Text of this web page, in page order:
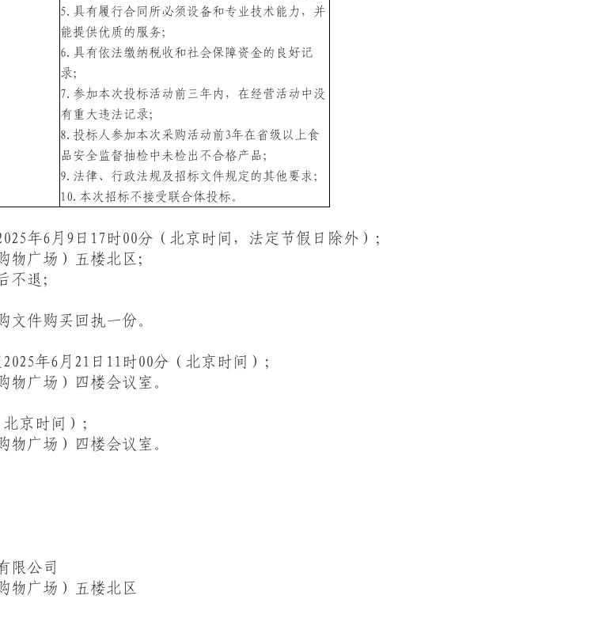
5. 具有履行合同所必须设备和专业技术能力，并
能提供优质的服务；
6. 具有依法缴纳税收和社会保障资金的良好记
录；
7. 参加本次投标活动前三年内，在经营活动中没
有重大违法记录；
8. 投标人参加本次采购活动前3年在省级以上食
品安全监督抽检中未检出不合格产品；
9. 法律、行政法规及招标文件规定的其他要求；
10. 本次招标不接受联合体投标。
年6 月 9 日 17 时00分（北京时间，法定节假日除外）；
物广场）五楼北区 ；
不退；
文件购买回执一份。
2025年6 月 21 日 11 时00分（北京时间）；
物广场）四楼会议室 。
京时间）；
物广场）四楼会议室 。
限公司
物广场）五楼北区